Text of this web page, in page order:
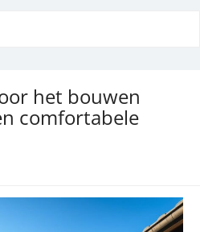
het bouwen
comfortabele